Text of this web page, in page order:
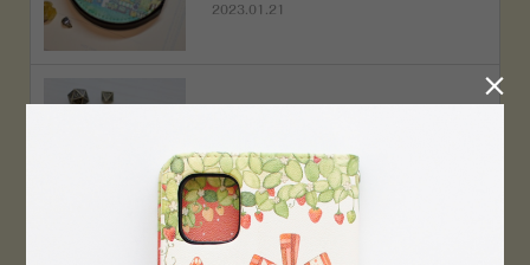
2023.01.21
ズミの王国」丸型ポーチ
2023.01.21
